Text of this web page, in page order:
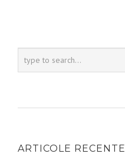
ARTICOLE RECENTE